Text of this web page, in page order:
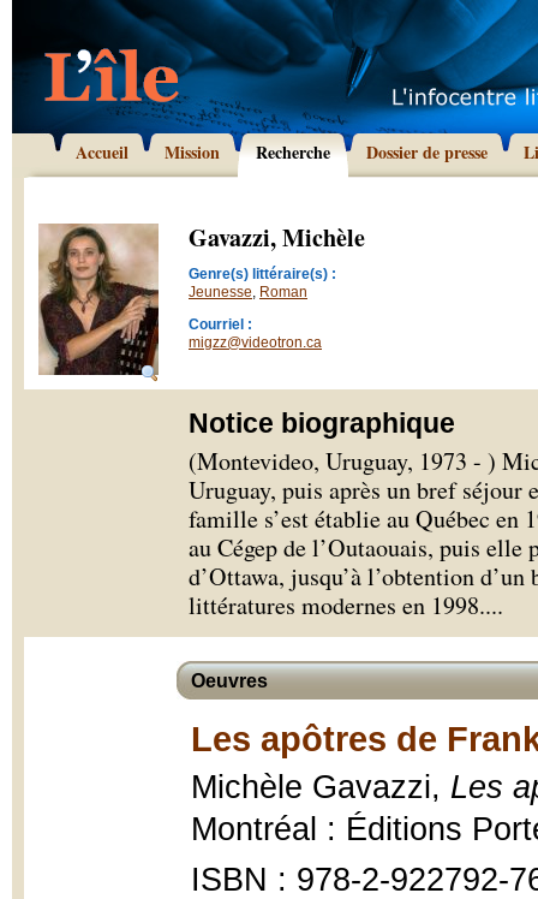
Accueil Mission Recherche Dossier de presse
Gavazzi, Michèle
Genre(s) littéraire(s) :
Jeunesse, Roman
Courriel :
migzz@videotron.ca
Notice biographique
(Montevideo, Uruguay, 1973 - )
Uruguay, puis après un bref séjour
famille s’est établie au Québec en
au Cégep de l’Outaouais, puis elle
d’Ottawa, jusqu’à l’obtention
littératures modernes en 1998....
Oeuvres
Les apôtres de
Michèle Gavazzi, Les
Montréal : Éditions
ISBN : 978-2-922792-